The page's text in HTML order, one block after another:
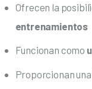
Ofrecen la
entrenamientos
Funcionan como
Proporcionan una